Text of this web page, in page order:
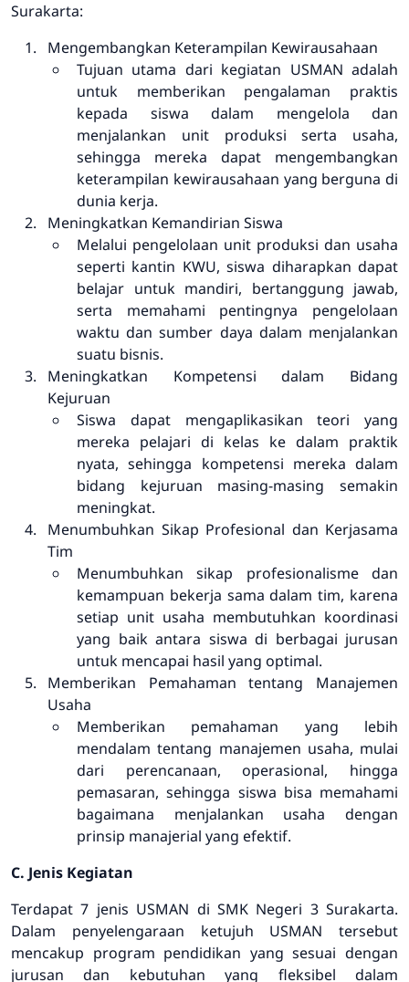
Surakarta:
Mengembangkan Keterampilan Kewirausahaan
Tujuan utama dari kegiatan USMAN adalah
untuk memberikan pengalaman praktis
kepada siswa dalam mengelola dan
menjalankan unit produksi serta usaha,
sehingga mereka dapat mengembangkan
keterampilan kewirausahaan yang berguna di
dunia kerja.
Meningkatkan Kemandirian Siswa
Melalui pengelolaan unit produksi dan usaha
seperti kantin KWU, siswa diharapkan dapat
belajar untuk mandiri, bertanggung jawab,
serta memahami pentingnya pengelolaan
waktu dan sumber daya dalam menjalankan
suatu bisnis.
Meningkatkan Kompetensi dalam Bidang
Kejuruan
Siswa dapat mengaplikasikan teori yang
mereka pelajari di kelas ke dalam praktik
nyata, sehingga kompetensi mereka dalam
bidang kejuruan masing-masing semakin
meningkat.
Menumbuhkan Sikap Profesional dan Kerjasama
Tim
Menumbuhkan sikap profesionalisme dan
kemampuan bekerja sama dalam tim, karena
setiap unit usaha membutuhkan koordinasi
yang baik antara siswa di berbagai jurusan
untuk mencapai hasil yang optimal.
Memberikan Pemahaman tentang Manajemen
Usaha
Memberikan pemahaman yang lebih
mendalam tentang manajemen usaha, mulai
dari perencanaan, operasional, hingga
pemasaran, sehingga siswa bisa memahami
bagaimana menjalankan usaha dengan
prinsip manajerial yang efektif.
C. Jenis Kegiatan
Terdapat 7 jenis USMAN di SMK Negeri 3 Surakarta.
Dalam penyelengaraan ketujuh USMAN tersebut
mencakup program pendidikan yang sesuai dengan
jurusan dan kebutuhan yang fleksibel dalam